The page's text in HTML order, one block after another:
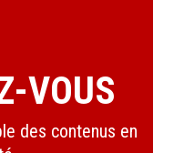
VOUS
des contenus en